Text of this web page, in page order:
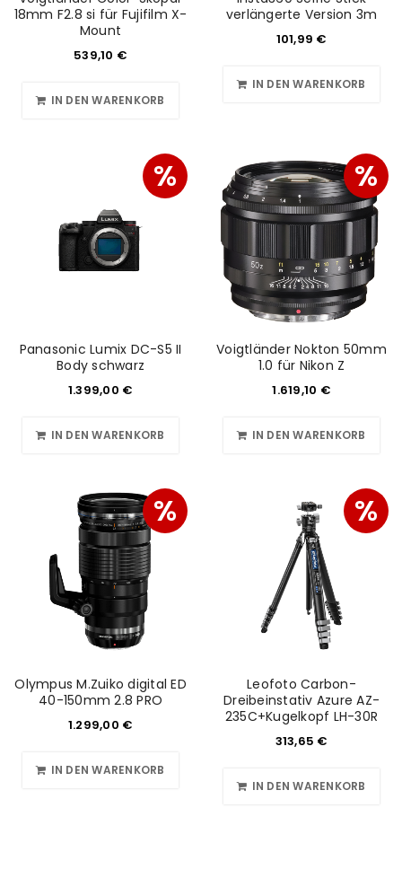
18mm F2.8 si für Fujifilm X-
Mount
539,10 €
IN DEN WARENKORB
verlängerte Version 3m
101,99 €
IN DEN WARENKORB
%
Panasonic Lumix DC-S5 II
Body schwarz
1.399,00 €
IN DEN WARENKORB
%
Voigtländer Nokton 50mm
1.0 für Nikon Z
1.619,10 €
IN DEN WARENKORB
%
Olympus M.Zuiko digital ED
40-150mm 2.8 PRO
1.299,00 €
IN DEN WARENKORB
%
Leofoto Carbon-
Dreibeinstativ Azure AZ-
235C+Kugelkopf LH-30R
313,65 €
IN DEN WARENKORB